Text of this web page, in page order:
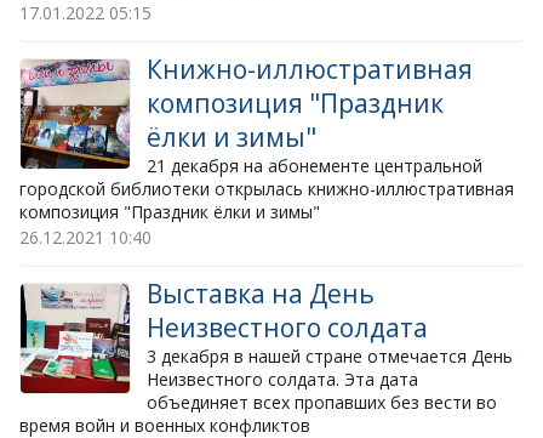
17.01.2022 05:15
Книжно-иллюстративная
композиция "Праздник
ёлки и зимы"
​21 декабря на абонементе центральной
городской библиотеки открылась книжно-иллюстративная
композиция "Праздник ёлки и зимы"
26.12.2021 10:40
Выставка на День
Неизвестного солдата
3 декабря в нашей стране отмечается День
Неизвестного солдата. Эта дата
объединяет всех пропавших без вести во
время войн и военных конфликтов